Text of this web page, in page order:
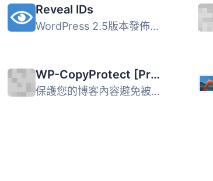
Reveal IDs
WordPress 2.5版本發佈後，所有管理頁面的ID都被刪除了。這應...
WP-CopyProtect [Protect your blog posts]
保護您的博客內容避免被複製。這是一個簡單的外掛，專門用來...